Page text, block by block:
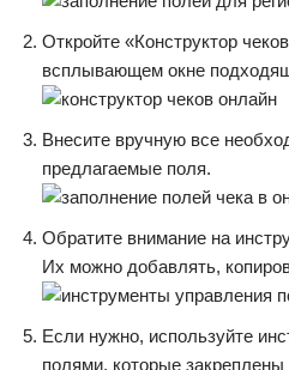
Откройте «Конструктор
всплывающем окне
Внесите вручную все
предлагаемые поля.
Обратите внимание на
Их можно добавлять,
Если нужно, используйте
полями, которые закреплены